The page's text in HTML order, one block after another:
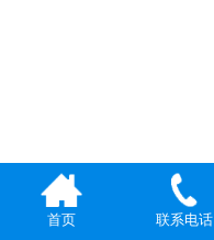
首页 联系电话